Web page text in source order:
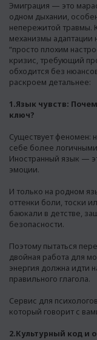
Эмиграция — это
одном дыхании,
непережитой травмы.
механизмы адаптации
“просто плохим
кризис, требующий
обходится без
раскроем детальнее:
1.Язык чувств:
ключ?
Существует феномен:
себе более
Иностранный язык —
эмоции.
И только на родном
оттенки боли, тоски
баюкали в детстве,
безопасности.
Поэтому пытаться
двойная работа для
энергия должна идти
правильного глагола.
Сервис для психологов
который говорит с
2.Культурный код и